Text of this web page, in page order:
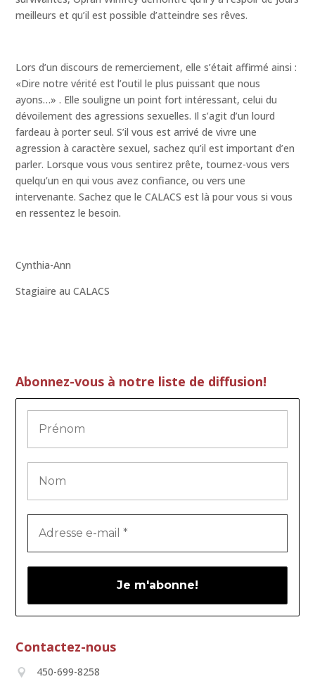
meilleurs et qu’il est possible d’atteindre ses rêves.
Lors d’un discours de remerciement, elle s’était affirmé ainsi :
«Dire notre vérité est l’outil le plus puissant que nous
ayons…» . Elle souligne un point fort intéressant, celui du
dévoilement des agressions sexuelles. Il s’agit d’un lourd
fardeau à porter seul. S’il vous est arrivé de vivre une
agression à caractère sexuel, sachez qu’il est important d’en
parler. Lorsque vous vous sentirez prête, tournez-vous vers
quelqu’un en qui vous avez confiance, ou vers une
intervenante. Sachez que le CALACS est là pour vous si vous
en ressentez le besoin.
Cynthia-Ann
Stagiaire au CALACS
Abonnez-vous à notre liste de diffusion!
Contactez-nous
450-699-8258